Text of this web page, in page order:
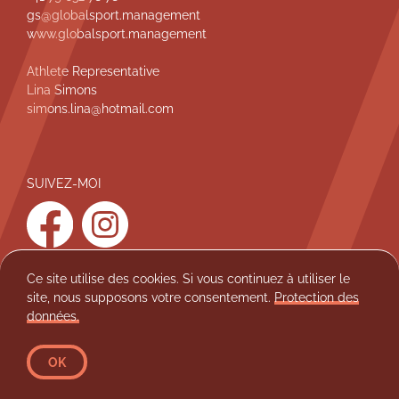
d
e
p
e
gs@globalsport.management
www.globalsport.management
Athlete Representative
Lina Simons
simons.lina@hotmail.com
SUIVEZ-MOI
facebook
instagram
Protection des données Mentions légales
athlezz 2026
Ce site utilise des cookies. Si vous continuez à utiliser le
site, nous supposons votre consentement. Protection des
données.
OK